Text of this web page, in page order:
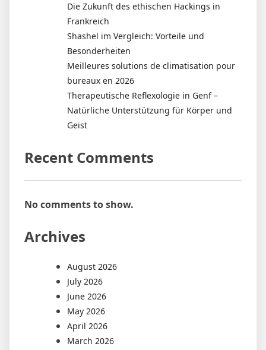
Die Zukunft des ethischen Hackings in
Frankreich
Shashel im Vergleich: Vorteile und
Besonderheiten
Meilleures solutions de climatisation pour
bureaux en 2026
Therapeutische Reflexologie in Genf –
Natürliche Unterstützung für Körper und
Geist
Recent Comments
No comments to show.
Archives
August 2026
July 2026
June 2026
May 2026
April 2026
March 2026